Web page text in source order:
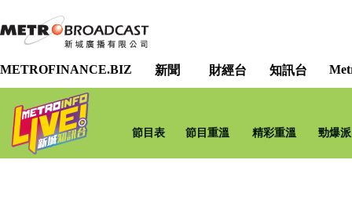
METROFINANCE.BIZ 新聞 財經台 知訊台
節目表 節目重溫 精彩重溫 勁爆